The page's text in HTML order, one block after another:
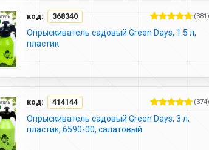
код: 368340 (381)
Опрыскиватель садовый Green Days, 1.5 л,
пластик
код: 414144 (374)
Опрыскиватель садовый Green Days, 3 л,
пластик, 6590-00, салатовый